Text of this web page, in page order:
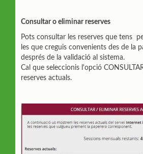
Consultar o eliminar reserves
Pots consultar les reserves que tens
les que creguis convenients des de la
després de la validació al sistema.
Cal que seleccionis l'opció
reserves actuals.